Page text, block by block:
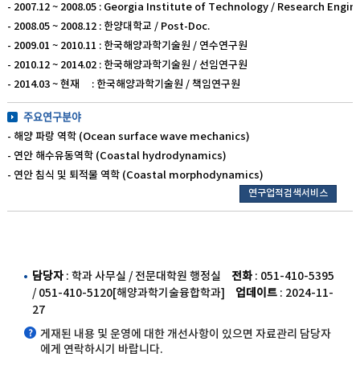
- 2007.12 ~ 2008.05 : Georgia Institute of Technology / Research
- 2008.05 ~ 2008.12 : 한양대학교 / Post-Doc.
- 2009.01 ~ 2010.11 : 한국해양과학기술원 / 연수연구원
- 2010.12 ~ 2014.02 : 한국해양과학기술원 / 선임연구원
- 2014.03 ~ 현재 : 한국해양과학기술원 / 책임연구원
주요연구분야
- 해양 파랑 역학 (Ocean surface wave mechanics)
- 연안 해수유동역학 (Coastal hydrodynamics)
- 연안 침식 및 퇴적물 역학 (Coastal morphodynamics)
연구업적검색서비스
담당자 : 학과 사무실 / 전문대학원 행정실 전화 : 051-410-5395
/ 051-410-5120[해양과학기술융합학과]
업데이트 : 2024-11-
27
게재된 내용 및 운영에 대한 개선사항이 있으면 자료관리 담당자
에게 연락하시기 바랍니다.